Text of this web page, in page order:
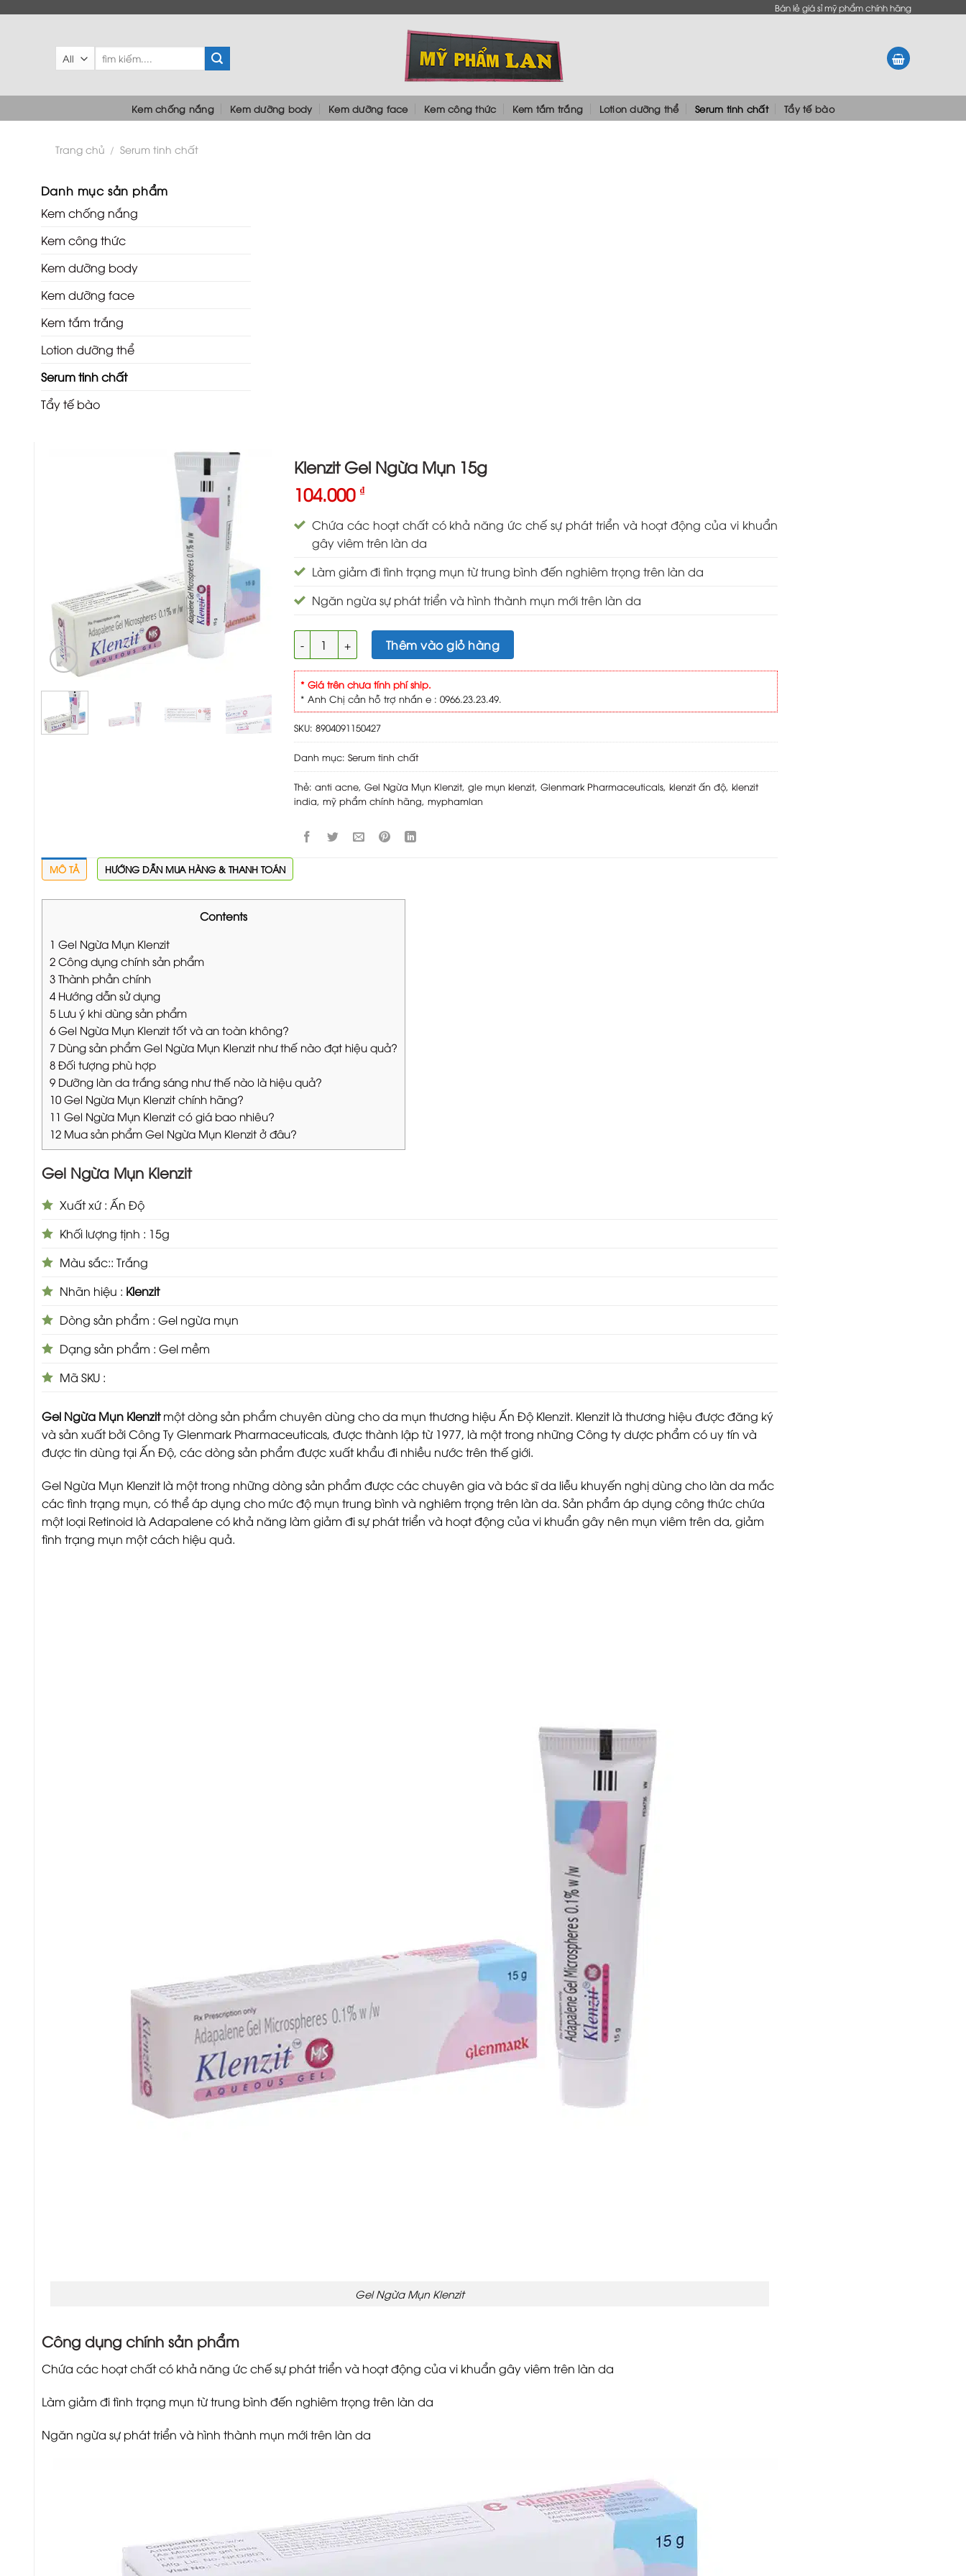
Bán lẻ giá sỉ mỹ phẩm chính hãng
Tìm
kiếm:
Kem chống nắng Kem dưỡng body Kem dưỡng face Kem công thức Kem tắm trắng Lotion dưỡng thể Serum tinh chất Tẩy tế bào
Trang chủ / Serum tinh chất
Danh mục sản phẩm
Kem chống nắng
Kem công thức
Kem dưỡng body
Kem dưỡng face
Kem tắm trắng
Lotion dưỡng thể
Serum tinh chất
Tẩy tế bào
Klenzit Gel Ngừa Mụn 15g
104.000 ₫
Chứa các hoạt chất có khả năng ức chế sự phát triển và hoạt động của vi khuẩn
gây viêm trên làn da
Làm giảm đi tình trạng mụn từ trung bình đến nghiêm trọng trên làn da
Ngăn ngừa sự phát triển và hình thành mụn mới trên làn da
Klenzit Gel Ngừa Mụn 15g số lượng
Thêm vào giỏ hàng
* Giá trên chưa tính phí ship.
* Anh Chị cần hỗ trợ nhắn e : 0966.23.23.49.
SKU: 8904091150427
Danh mục: Serum tinh chất
Thẻ: anti acne, Gel Ngừa Mụn Klenzit, gle mụn klenzit, Glenmark Pharmaceuticals, klenzit ấn độ, klenzit
india, mỹ phẩm chính hãng, myphamlan
MÔ TẢ HƯỚNG DẪN MUA HÀNG & THANH TOÁN
Contents
1 Gel Ngừa Mụn Klenzit
2Công dụng chính sản phẩm
3Thành phần chính
4Hướng dẫn sử dụng
5Lưu ý khi dùng sản phẩm
6Gel Ngừa Mụn Klenzit tốt và an toàn không?
7Dùng sản phẩm Gel Ngừa Mụn Klenzit như thế nào đạt hiệu quả?
8Đối tượng phù hợp
9Dưỡng làn da trắng sáng như thế nào là hiệu quả?
10Gel Ngừa Mụn Klenzit chính hãng?
11 Gel Ngừa Mụn Klenzit có giá bao nhiêu?
12Mua sản phẩm Gel Ngừa Mụn Klenzit ở đâu?
Gel Ngừa Mụn Klenzit
Xuất xứ : Ấn Độ
Khối lượng tịnh : 15g
Màu sắc:: Trắng
Nhãn hiệu : Klenzit
Dòng sản phẩm : Gel ngừa mụn
Dạng sản phẩm : Gel mềm
Mã SKU :
Gel Ngừa Mụn Klenzitmột dòng sản phẩm chuyên dùng cho da mụn thương hiệu Ấn Độ Klenzit. Klenzit là thương hiệu được đăng ký
và sản xuất bởi Công Ty Glenmark Pharmaceuticals, được thành lập từ 1977, là một trong những Công ty dược phẩm có uy tín và
được tin dùng tại Ấn Độ, các dòng sản phẩm được xuất khẩu đi nhiều nước trên thế giới.
Gel Ngừa Mụn Klenzit là một trong những dòng sản phẩm được các chuyên gia và bác sĩ da liễu khuyến nghị dùng cho làn da mắc
các tình trạng mụn, có thể áp dụng cho mức độ mụn trung bình và nghiêm trọng trên làn da. Sản phẩm áp dụng công thức chứa
một loại Retinoid là Adapalene có khả năng làm giảm đi sự phát triển và hoạt động của vi khuẩn gây nên mụn viêm trên da, giảm
tình trạng mụn một cách hiệu quả.
Gel Ngừa Mụn Klenzit
Công dụng chính sản phẩm
Chứa các hoạt chất có khả năng ức chế sự phát triển và hoạt động của vi khuẩn gây viêm trên làn da
Làm giảm đi tình trạng mụn từ trung bình đến nghiêm trọng trên làn da
Ngăn ngừa sự phát triển và hình thành mụn mới trên làn da